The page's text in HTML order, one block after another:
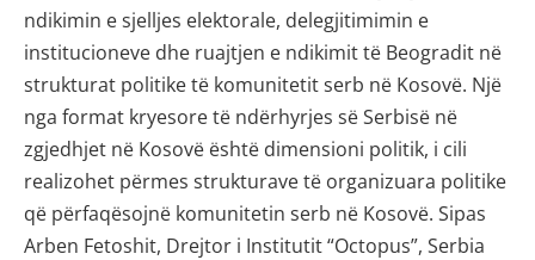
ndikimin e sjelljes elektorale, delegjitimimin e
institucioneve dhe ruajtjen e ndikimit të Beogradit në
strukturat politike të komunitetit serb në Kosovë. Një
nga format kryesore të ndërhyrjes së Serbisë në
zgjedhjet në Kosovë është dimensioni politik, i cili
realizohet përmes strukturave të organizuara politike
që përfaqësojnë komunitetin serb në Kosovë. Sipas
Arben Fetoshit, Drejtor i Institutit “Octopus”, Serbia